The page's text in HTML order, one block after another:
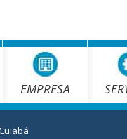
EMPRESA